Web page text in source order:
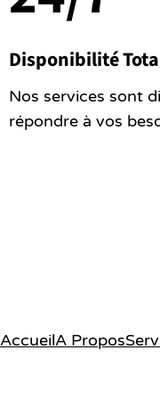
Disponibilité
Nos services sont
répondre à vos
AccueilA Propos